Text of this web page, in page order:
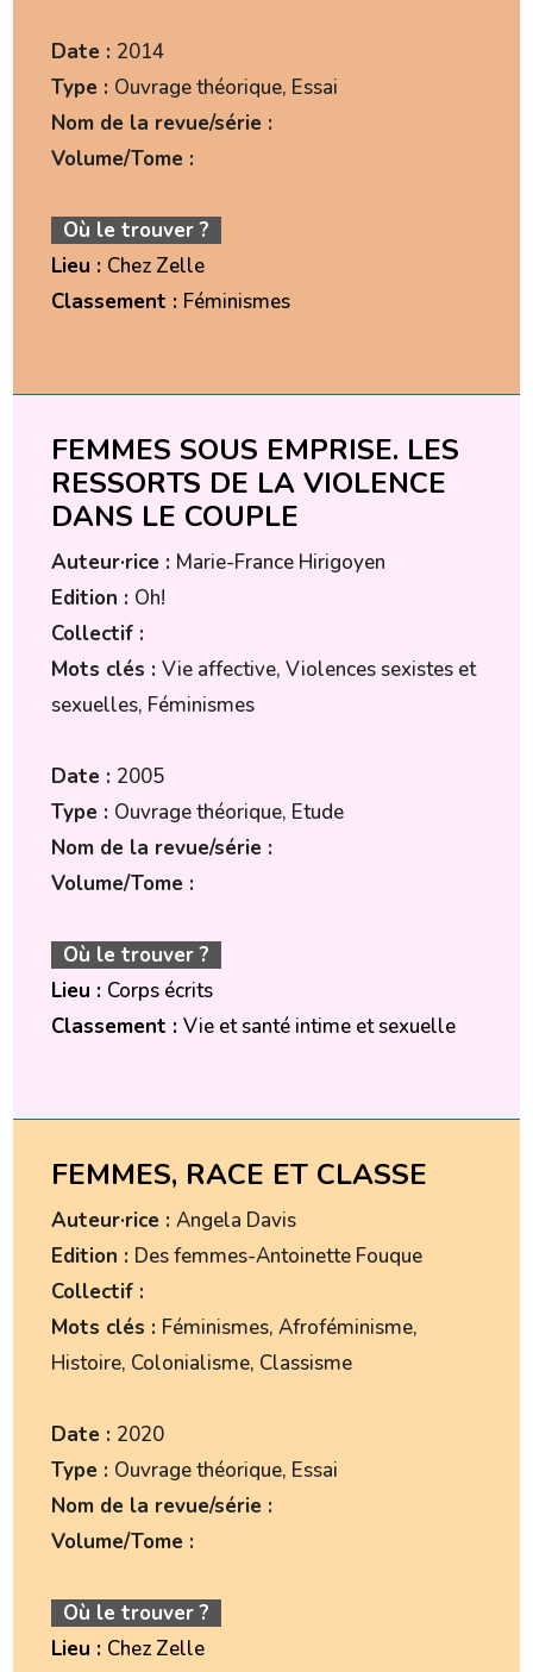
Date : 2014
Type : Ouvrage théorique, Essai
Nom de la revue/série :
Volume/Tome :
Où le trouver ?
Lieu : Chez Zelle
Classement : Féminismes
FEMMES SOUS EMPRISE. LES
RESSORTS DE LA VIOLENCE
DANS LE COUPLE
Auteur·rice : Marie-France Hirigoyen
Edition : Oh!
Collectif :
Mots clés :Vie affective, Violences sexistes et
sexuelles, Féminismes
Date : 2005
Type : Ouvrage théorique, Etude
Nom de la revue/série :
Volume/Tome :
Où le trouver ?
Lieu : Corps écrits
Classement :Vie et santé intime et sexuelle
FEMMES, RACE ET CLASSE
Auteur·rice :Angela Davis
Edition : Des femmes-Antoinette Fouque
Collectif :
Mots clés : Féminismes, Afroféminisme,
Histoire, Colonialisme, Classisme
Date : 2020
Type : Ouvrage théorique, Essai
Nom de la revue/série :
Volume/Tome :
Où le trouver ?
Lieu : Chez Zelle